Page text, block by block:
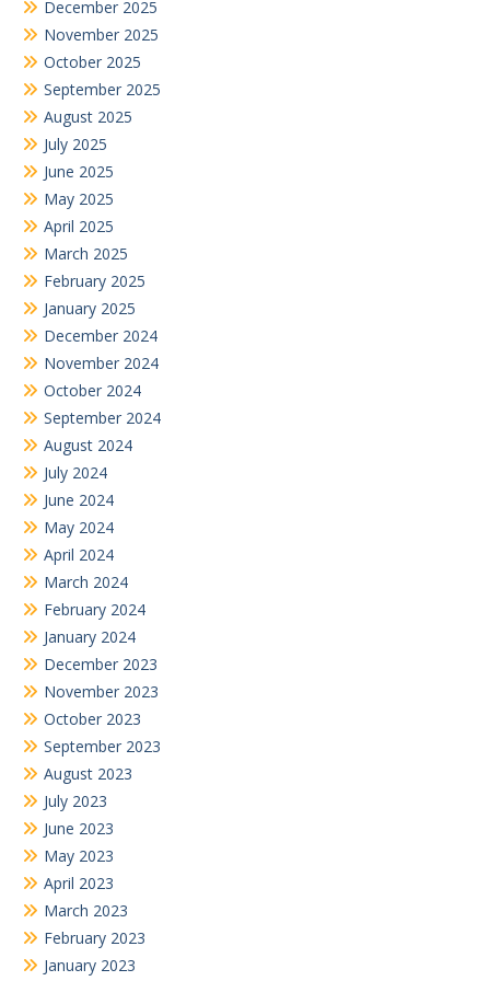
December 2025
November 2025
October 2025
September 2025
August 2025
July 2025
June 2025
May 2025
April 2025
March 2025
February 2025
January 2025
December 2024
November 2024
October 2024
September 2024
August 2024
July 2024
June 2024
May 2024
April 2024
March 2024
February 2024
January 2024
December 2023
November 2023
October 2023
September 2023
August 2023
July 2023
June 2023
May 2023
April 2023
March 2023
February 2023
January 2023